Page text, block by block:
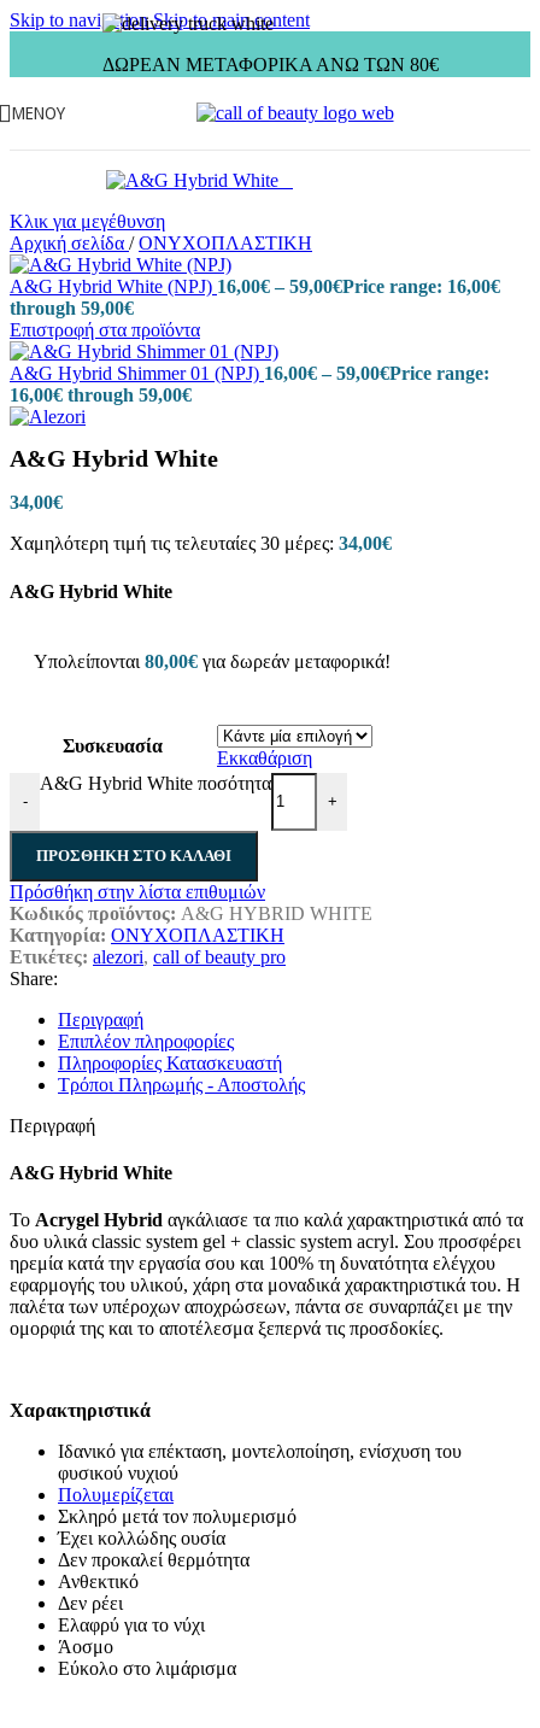
Skip to navigationSkip to main content
ΔΩΡΕΑΝ ΜΕΤΑΦΟΡΙΚΑ ΑΝΩ ΤΩΝ 80€
ΜΕΝΟΎ
Κλικ για μεγέθυνση
Αρχική σελίδα / ΟΝΥΧΟΠΛΑΣΤΙΚΗ
A&G Hybrid White (NPJ) 16,00€ – 59,00€Price range: 16,00€
through 59,00€
Επιστροφή στα προϊόντα
A&G Hybrid Shimmer 01 (NPJ) 16,00€ – 59,00€Price range:
16,00€ through 59,00€
A&G Hybrid White
34,00€
Χαμηλότερη τιμή τις τελευταίες 30 μέρες: 34,00€
A&G Hybrid White
Υπολείπονται 80,00€ για δωρεάν μεταφορικά!
Συσκευασία
Εκκαθάριση
-
A&G Hybrid White ποσότητα
+
ΠΡΟΣΘΉΚΗ ΣΤΟ ΚΑΛΆΘΙ
Πρόσθήκη στην λίστα επιθυμιών
Κωδικός προϊόντος: A&G HYBRID WHITE
Κατηγορία: ΟΝΥΧΟΠΛΑΣΤΙΚΗ
Ετικέτες: alezori, call of beauty pro
Share:
Περιγραφή
Επιπλέον πληροφορίες
Πληροφορίες Κατασκευαστή
Τρόποι Πληρωμής - Αποστολής
Περιγραφή
A&G Hybrid White
To Acrygel Hybrid αγκάλιασε τα πιο καλά χαρακτηριστικά από τα
δυο υλικά classic system gel + classic system acryl. Σου προσφέρει
ηρεμία κατά την εργασία σου και 100% τη δυνατότητα ελέγχου
εφαρμογής του υλικού, χάρη στα μοναδικά χαρακτηριστικά του. Η
παλέτα των υπέροχων αποχρώσεων, πάντα σε συναρπάζει με την
ομορφιά της και το αποτέλεσμα ξεπερνά τις προσδοκίες.
Χαρακτηριστικά
Ιδανικό για επέκταση, μοντελοποίηση, ενίσχυση του
φυσικού νυχιού
Πολυμερίζεται
Σκληρό μετά τον πολυμερισμό
Έχει κολλώδης ουσία
Δεν προκαλεί θερμότητα
Ανθεκτικό
Δεν ρέει
Ελαφρύ για το νύχι
Άοσμο
Εύκολο στο λιμάρισμα